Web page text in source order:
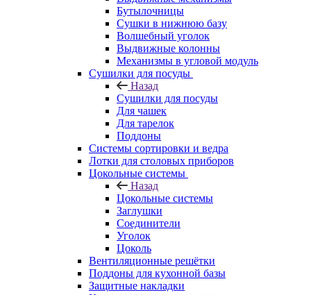
Бутылочницы
Сушки в нижнюю базу
Волшебный уголок
Выдвижные колонны
Механизмы в угловой модуль
Сушилки для посуды
Назад
Сушилки для посуды
Для чашек
Для тарелок
Поддоны
Системы сортировки и ведра
Лотки для столовых приборов
Цокольные системы
Назад
Цокольные системы
Заглушки
Соединители
Уголок
Цоколь
Вентиляционные решётки
Поддоны для кухонной базы
Защитные накладки